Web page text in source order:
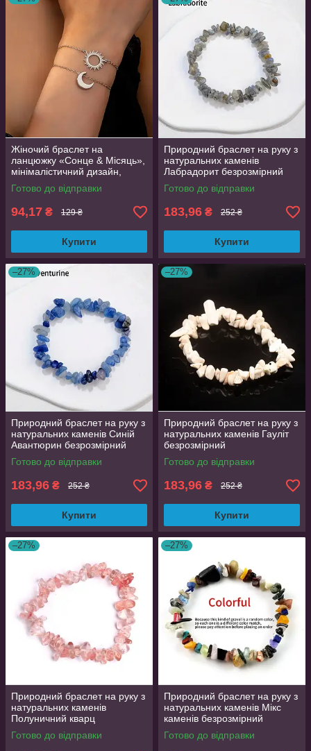
Жіночий браслет на
ланцюжку «Сонце & Місяць»,
мінімалістичний дизайн,
сріблястий, 17+5 см
Готово до відправки
94,17 ₴ 129 ₴
Купити
Природний браслет на руку з
натуральних каменів
Лабрадорит безрозмірний
Готово до відправки
183,96 ₴ 252 ₴
Купити
–27%
Природний браслет на руку з
натуральних каменів Синій
Авантюрин безрозмірний
Готово до відправки
183,96 ₴ 252 ₴
Купити
–27%
Природний браслет на руку з
натуральних каменів Гауліт
безрозмірний
Готово до відправки
183,96 ₴ 252 ₴
Купити
–27%
Природний браслет на руку з
натуральних каменів
Полуничний кварц
безрозмірний
Готово до відправки
–27%
Природний браслет на руку з
натуральних каменів Мікс
каменів безрозмірний
Готово до відправки